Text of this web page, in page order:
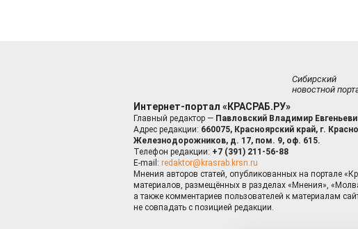
Сибирский
новостной
Интернет-портал «КРАСРАБ.РУ»
Главный редактор — Павловский Владимир
Адрес редакции: 660075, Красноярский край, г.
Железнодорожников, д. 17, пом. 9, оф. 615.
Телефон редакции: +7 (391) 211-56-88
E-mail: redaktor@krasrab.krsn.ru
Мнения авторов статей, опубликованных на портале
материалов, размещённых в разделах «Мнения»,
а также комментариев пользователей к материалам
не совпадать с позицией редакции.
Оставаясь на сайте,